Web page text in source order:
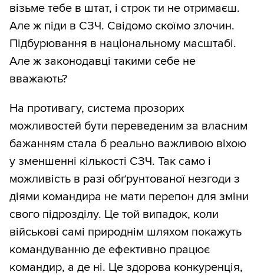
візьме тебе в штат, і строк ти не отримаєш.
Але ж піди в СЗЧ. Свідомо скоїмо злочин.
Підбурювання в національному масштабі.
Але ж законодавці такими себе не
вважають?
На противагу, система прозорих
можливостей бути переведеним за власним
бажанням стала б реально важливою віхою
у зменшенні кількості СЗЧ. Так само і
можливість в разі обґрунтованої незгоди з
діями командира не мати перепон для зміни
свого підрозділу. Це той випадок, коли
військові самі природнім шляхом покажуть
командуванню де ефективно працює
командир, а де ні. Це здорова конкуренція,